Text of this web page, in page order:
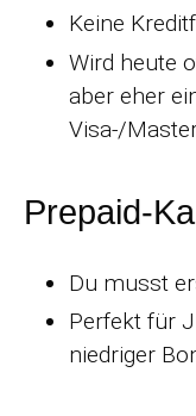
Keine
Wird heute
aber eher
Visa-/
Prepaid-
Du musst
Perfekt für
niedriger